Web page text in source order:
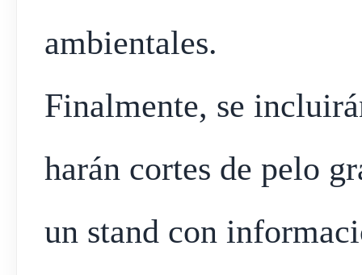
ambientales.
Finalmente, se
harán cortes de pelo
un stand con